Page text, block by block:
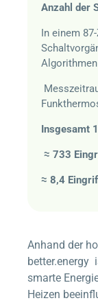
Anzahl der
In einem
Insgesamt
≈ 733
≈ 8,4
Anhand der
better.energy
smarte
Heizen